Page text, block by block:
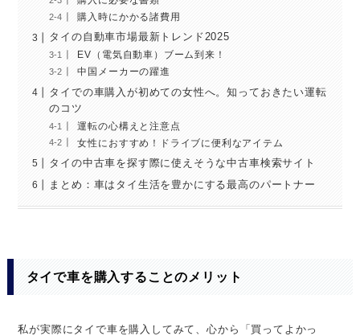
購入時にかかる諸費用
タイの自動車市場最新トレンド2025
EV（電気自動車）ブーム到来！
中国メーカーの躍進
タイでの車購入が初めての女性へ。知っておきたい運転
のコツ
運転の心構えと注意点
女性におすすめ！ドライブに便利なアイテム
タイの中古車を探す際に使えそうな中古車検索サイト
まとめ：車はタイ生活を豊かにする最高のパートナー
タイで車を購入することのメリット
私が実際にタイで車を購入してみて、心から「買ってよかっ